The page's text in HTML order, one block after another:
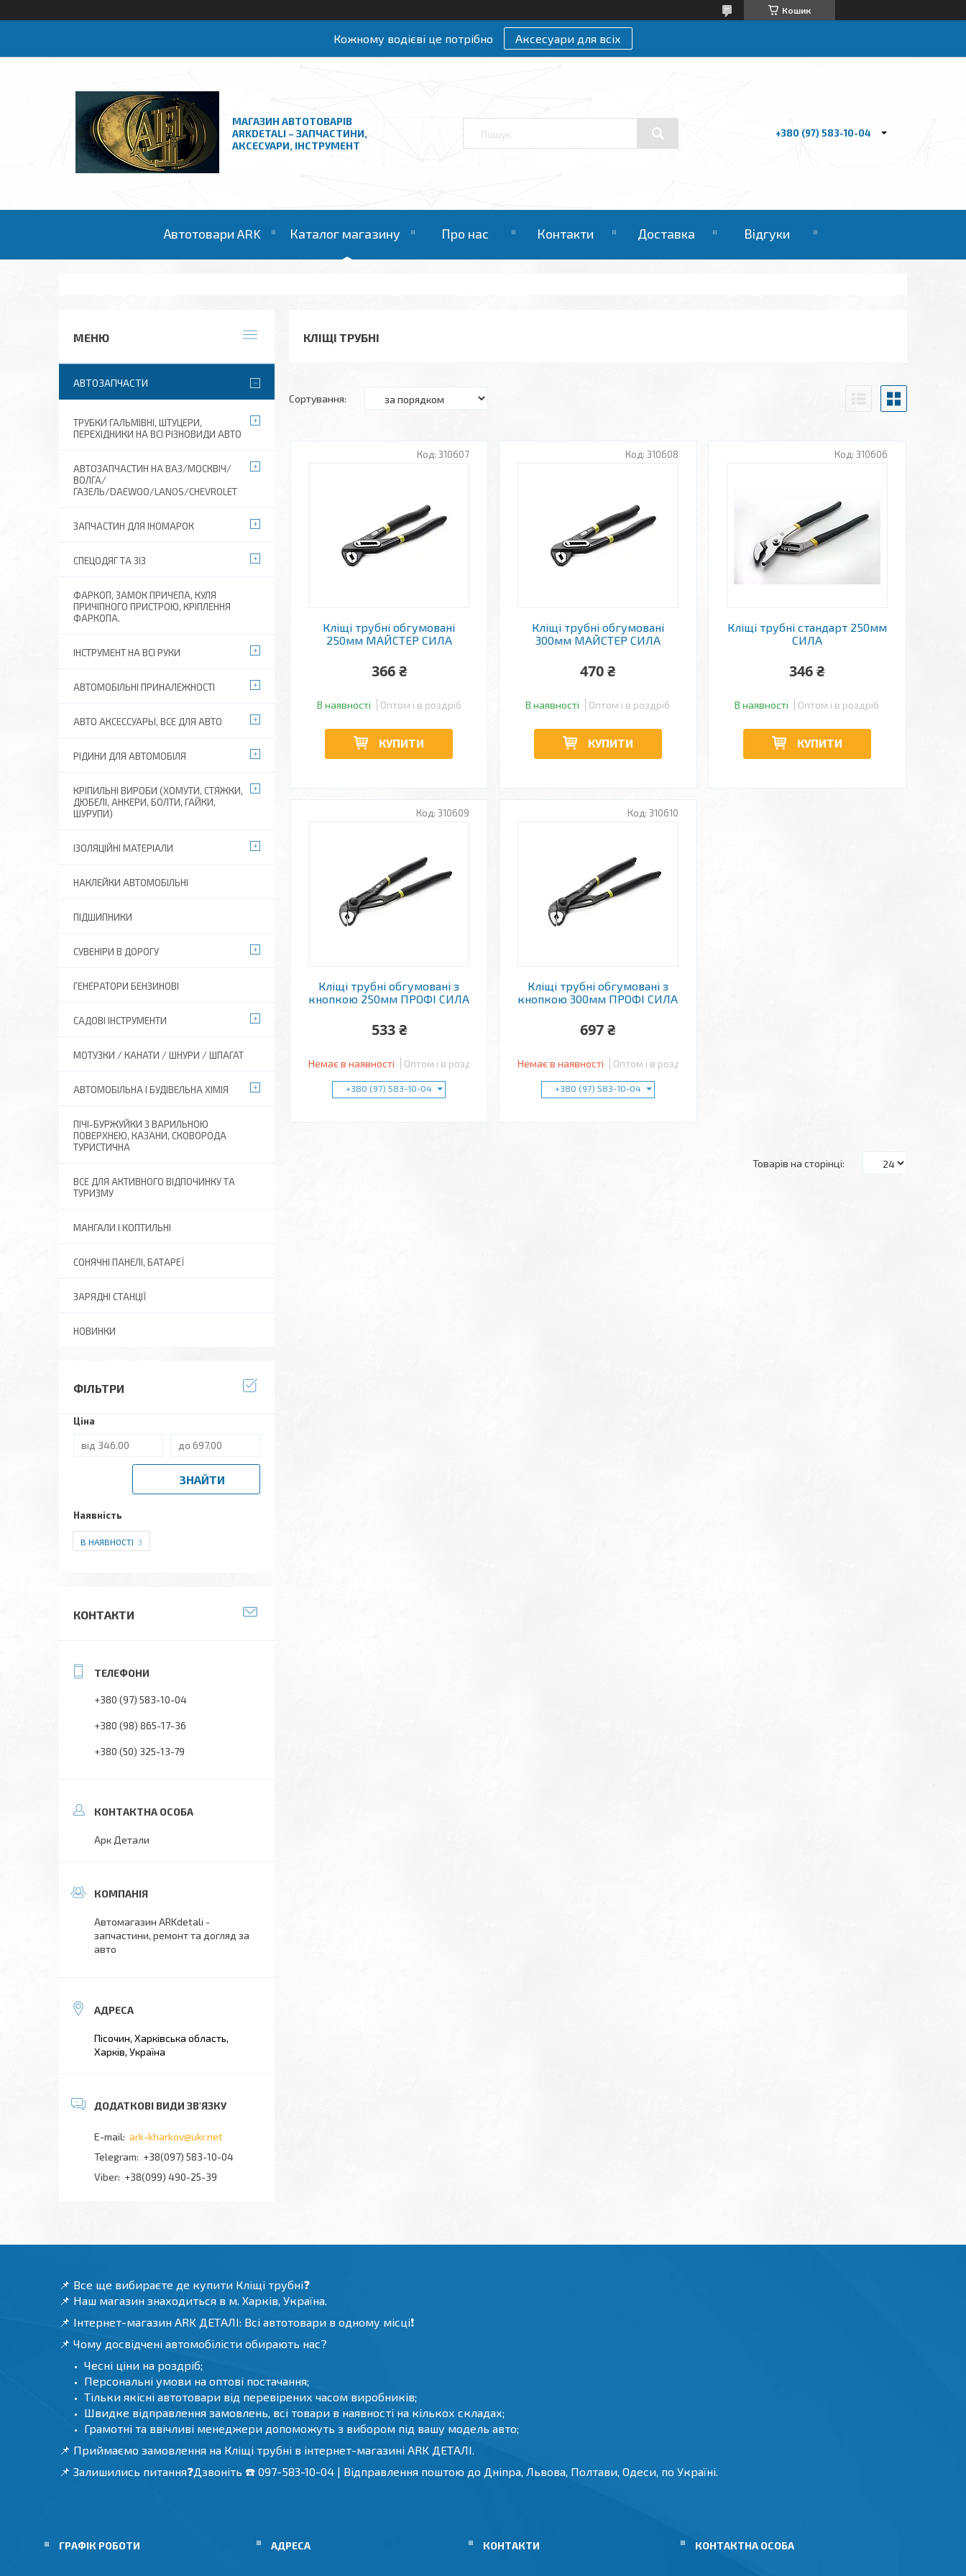
Кошик
Кожному водієві це потрібно Аксесуари для всіх
МАГАЗИН АВТОТОВАРІВ
ARKDETALI – ЗАПЧАСТИНИ,
АКСЕСУАРИ, ІНСТРУМЕНТ
+380 (97) 583-10-04
Автотовари ARK Каталог магазину Про нас Контакти Доставка Відгуки
КЛІЩІ ТРУБНІ
310607
Кліщі трубні обгумовані
250мм МАЙСТЕР СИЛА
366 ₴
В наявності Оптом і в роздріб
КУПИТИ
310608
Кліщі трубні обгумовані
300мм МАЙСТЕР СИЛА
470 ₴
В наявності Оптом і в роздріб
КУПИТИ
310606
Кліщі трубні стандарт 250мм
СИЛА
346 ₴
В наявності Оптом і в роздріб
КУПИТИ
310609
Кліщі трубні обгумовані з
кнопкою 250мм ПРОФІ СИЛА
533 ₴
Немає в наявності Оптом і в роздріб
+380 (97) 583-10-04
310610
Кліщі трубні обгумовані з
кнопкою 300мм ПРОФІ СИЛА
697 ₴
Немає в наявності Оптом і в роздріб
+380 (97) 583-10-04
АВТОЗАПЧАСТИ
ТРУБКИ ГАЛЬМІВНІ, ШТУЦЕРИ,
ПЕРЕХІДНИКИ НА ВСІ РІЗНОВИДИ АВТО
АВТОЗАПЧАСТИН НА ВАЗ/МОСКВІЧ/
ВОЛГА/
ГАЗЕЛЬ/DAEWOO/LANOS/CHEVROLET
ЗАПЧАСТИН ДЛЯ ІНОМАРОК
СПЕЦОДЯГ ТА ЗІЗ
ФАРКОП, ЗАМОК ПРИЧЕПА, КУЛЯ
ПРИЧІПНОГО ПРИСТРОЮ, КРІПЛЕННЯ
ФАРКОПА.
ІНСТРУМЕНТ НА ВСІ РУКИ
АВТОМОБІЛЬНІ ПРИНАЛЕЖНОСТІ
АВТО АКСЕССУАРЫ, ВСЕ ДЛЯ АВТО
РІДИНИ ДЛЯ АВТОМОБІЛЯ
КРІПИЛЬНІ ВИРОБИ (ХОМУТИ, СТЯЖКИ,
ДЮБЕЛІ, АНКЕРИ, БОЛТИ, ГАЙКИ,
ШУРУПИ)
ІЗОЛЯЦІЙНІ МАТЕРІАЛИ
НАКЛЕЙКИ АВТОМОБІЛЬНІ
ПІДШИПНИКИ
СУВЕНІРИ В ДОРОГУ
ГЕНЕРАТОРИ БЕНЗИНОВІ
САДОВІ ІНСТРУМЕНТИ
МОТУЗКИ / КАНАТИ / ШНУРИ / ШПАГАТ
АВТОМОБІЛЬНА І БУДІВЕЛЬНА ХІМІЯ
ПІЧІ-БУРЖУЙКИ З ВАРИЛЬНОЮ
ПОВЕРХНЕЮ, КАЗАНИ, СКОВОРОДА
ТУРИСТИЧНА
ВСЕ ДЛЯ АКТИВНОГО ВІДПОЧИНКУ ТА
ТУРИЗМУ
МАНГАЛИ І КОПТИЛЬНІ
СОНЯЧНІ ПАНЕЛІ, БАТАРЕЇ
ЗАРЯДНІ СТАНЦІЇ
НОВИНКИ
ФІЛЬТРИ
Ціна
ЗНАЙТИ
Наявність
В НАЯВНОСТІ 3
КОНТАКТИ
+380 (97) 583-10-04
+380 (98) 865-17-36
+380 (50) 325-13-79
Арк Детали
Автомагазин ARKdetali -
запчастини, ремонт та догляд за
авто
Пісочин, Харківська область,
Харків, Україна
ark-kharkov@ukr.net
+38(097) 583-10-04
+38(099) 490-25-39
📌 Все ще вибираєте де купити Кліщі трубні❓
📌 Наш магазин знаходиться в м. Харків, Україна.
📌 Інтернет-магазин ARK ДЕТАЛІ: Всі автотовари в одному місці❗️
📌 Чому досвідчені автомобілісти обирають нас?
Чесні ціни на роздріб;
Персональні умови на оптові постачання;
Тільки якісні автотовари від перевірених часом виробників;
Швидке відправлення замовлень, всі товари в наявності на кількох складах;
Грамотні та ввічливі менеджери допоможуть з вибором під вашу модель авто;
📌 Приймаємо замовлення на Кліщі трубні в інтернет-магазині ARK ДЕТАЛІ.
📌 Залишились питання❓Дзвоніть ☎️ 097-583-10-04 | Відправлення поштою до Дніпра, Львова, Полтави, Одеси, по Україні.
ГРАФІК РОБОТИ